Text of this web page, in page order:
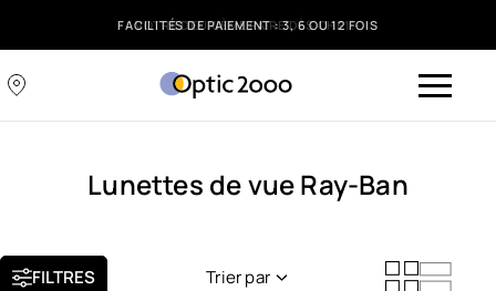
FACILITÉS DE PAIEMENT : 3, 6 OU 12 FOIS
Lunettes de vue Ray-Ban
FILTRES Trier par